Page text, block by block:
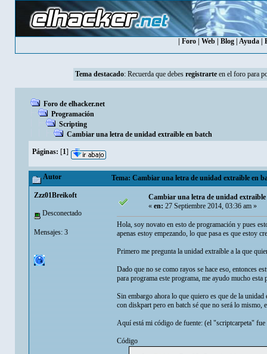
Foro| Web| Blog| Ayuda|
Tema destacado: Recuerda que debes registrarteen el foro para
Foro de elhacker.net
Programación
Scripting
Cambiar una letra de unidad extraible en batch
Páginas: [1]
Autor Tema: Cambiar una letra de unidad extraible en
Zzz01Breikoft
Desconectado
Mensajes: 3
Cambiar una letra de unidad extraible
«en:27 Septiembre 2014, 03:36 am »
Hola, soy novato en esto de programación y pues
apenas estoy empezando, lo que pasa es que estoy
Primero me pregunta la unidad extraíble a la que
Dado que no se como rayos se hace eso, entonces
para programa este programa, me ayudo mucho
Sin embargo ahora lo que quiero es que de la
con diskpart pero en batch sé que no será lo mismo,
Aquí está mi código de fuente: (el "scriptcarpeta"
Código